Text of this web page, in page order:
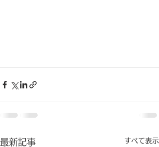
最新記事 すべて表示